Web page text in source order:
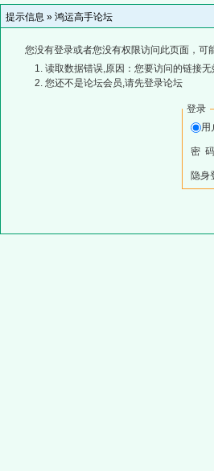
提示信息 » 鸿运高手论坛
您没有登录或者您没有权限访问此页面，可
读取数据错误,原因：您要访问的链接
您还不是论坛会员,请先登录论坛
登录
用
密 码
隐身